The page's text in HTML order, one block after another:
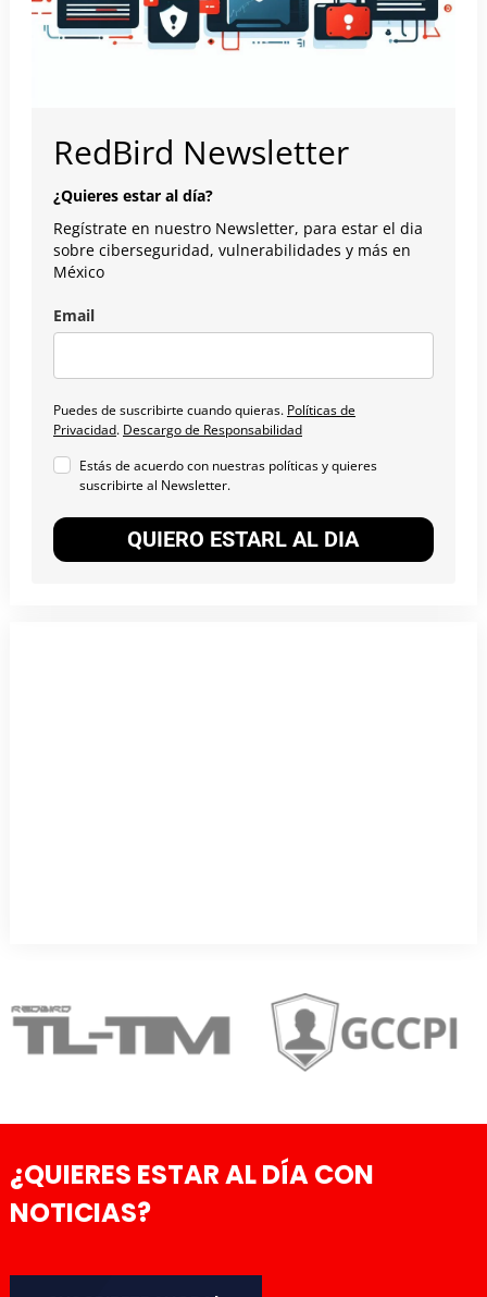
RedBird Newsletter
¿Quieres estar al día?
Regístrate en nuestro Newsletter, para estar el dia
sobre ciberseguridad, vulnerabilidades y más en
México
Email
Puedes de suscribirte cuando quieras. Políticas de
Privacidad. Descargo de Responsabilidad
Estás de acuerdo con nuestras políticas y quieres
suscribirte al Newsletter.
QUIERO ESTARL AL DIA
¿QUIERES ESTAR AL DÍA CON
NOTICIAS?